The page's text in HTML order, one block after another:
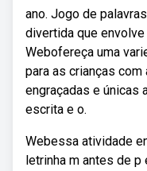
ano. Jogo de
divertida que
Webofereça uma
para as crianças
engraçadas e únicas
escrita e o.
Webessa atividade
letrinha m antes de